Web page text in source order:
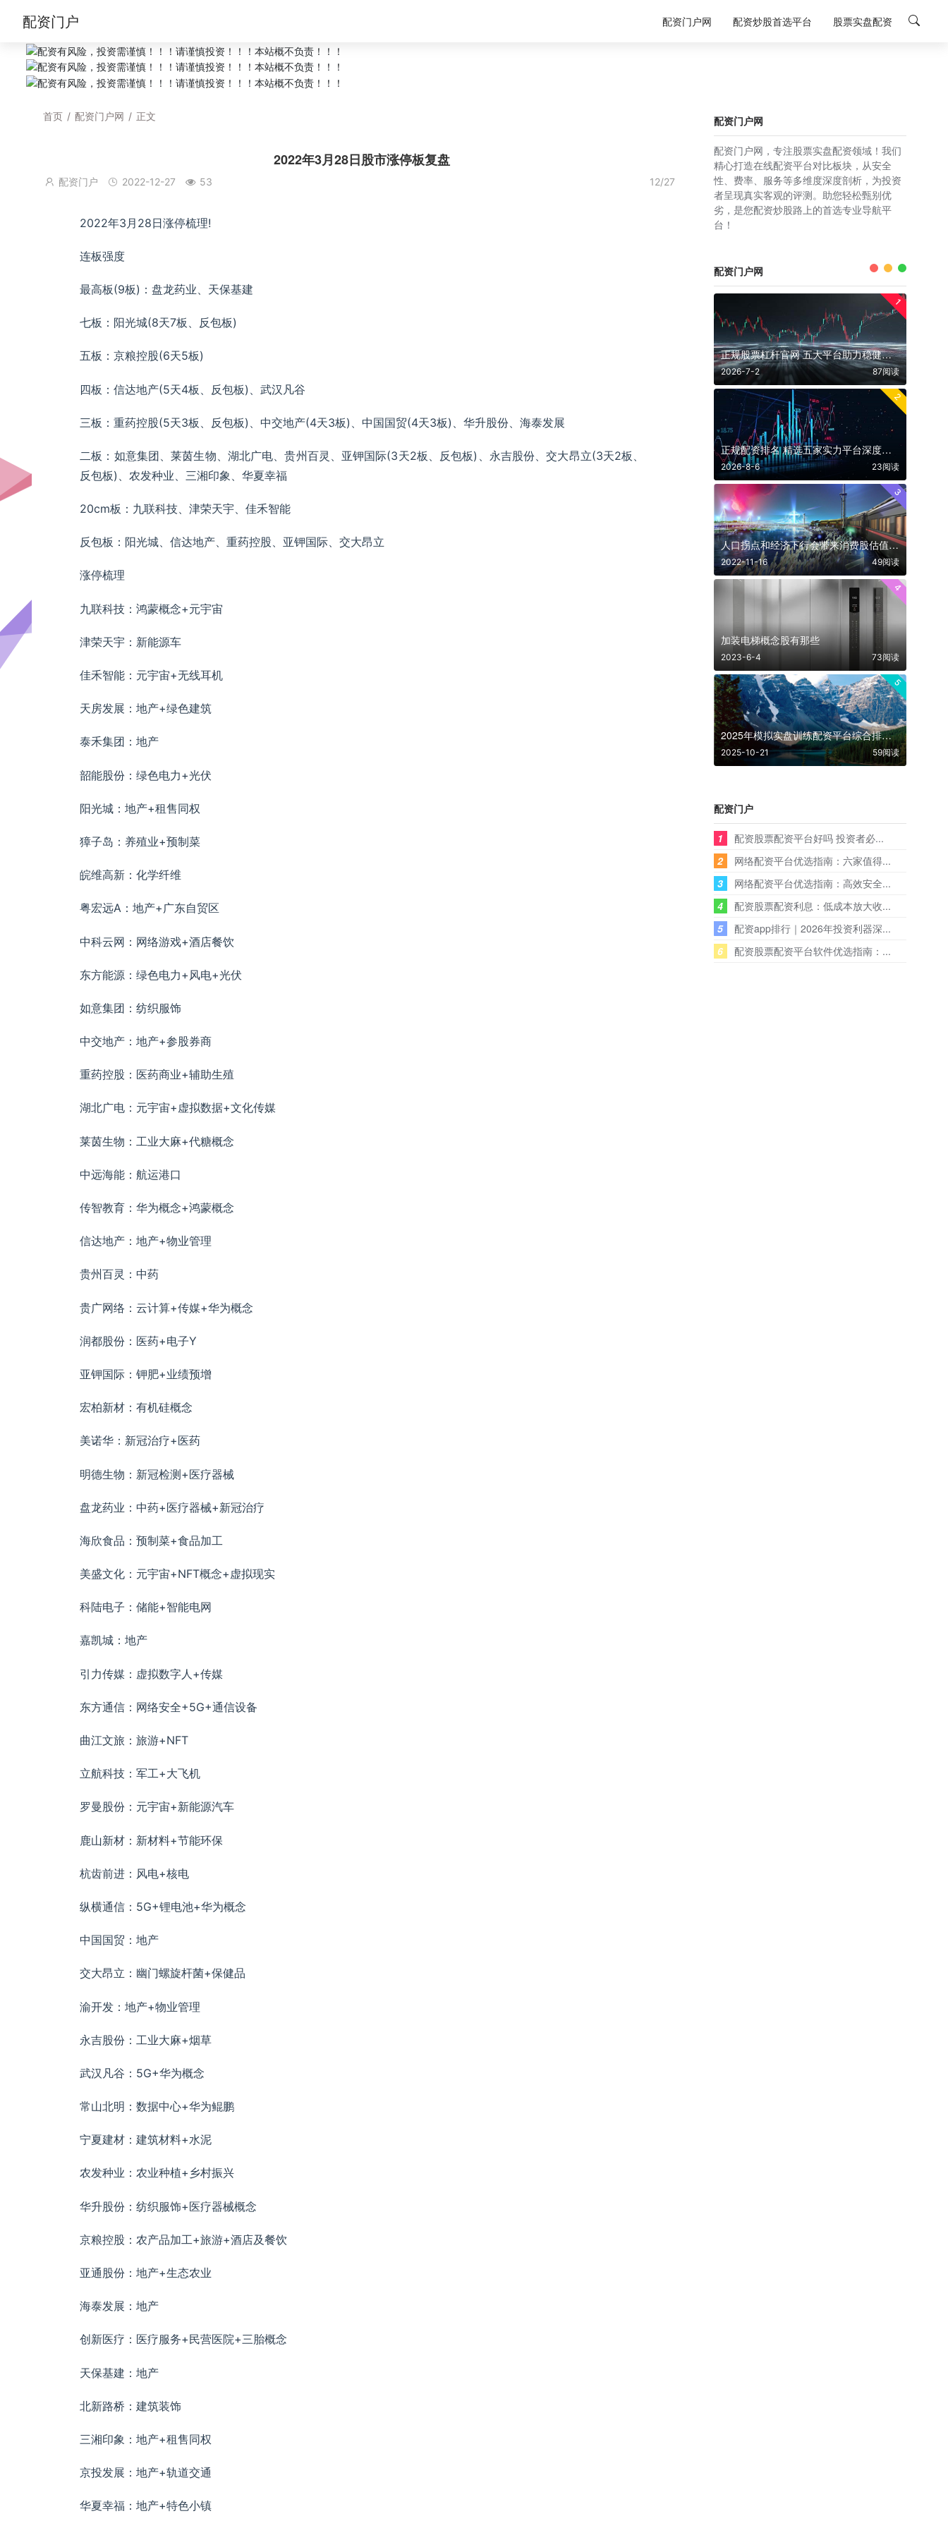
配资门户 配资门户网 配资炒股首选平台 股票实盘配资
首页 / 配资门户网 / 正文
2022年3月28日股市涨停板复盘
配资门户 2022-12-27 53 12/27
2022年3月28日涨停梳理!
连板强度
最高板(9板)：盘龙药业、天保基建
七板：阳光城(8天7板、反包板)
五板：京粮控股(6天5板)
四板：信达地产(5天4板、反包板)、武汉凡谷
三板：重药控股(5天3板、反包板)、中交地产(4天3板)、中国国贸(4天3板)、华升股份、海泰发展
二板：如意集团、莱茵生物、湖北广电、贵州百灵、亚钾国际(3天2板、反包板)、永吉股份、交大昂立(3天2板、
反包板)、农发种业、三湘印象、华夏幸福
20cm板：九联科技、津荣天宇、佳禾智能
反包板：阳光城、信达地产、重药控股、亚钾国际、交大昂立
涨停梳理
九联科技：鸿蒙概念+元宇宙
津荣天宇：新能源车
佳禾智能：元宇宙+无线耳机
天房发展：地产+绿色建筑
泰禾集团：地产
韶能股份：绿色电力+光伏
阳光城：地产+租售同权
獐子岛：养殖业+预制菜
皖维高新：化学纤维
粤宏远A：地产+广东自贸区
中科云网：网络游戏+酒店餐饮
东方能源：绿色电力+风电+光伏
如意集团：纺织服饰
中交地产：地产+参股券商
重药控股：医药商业+辅助生殖
湖北广电：元宇宙+虚拟数据+文化传媒
莱茵生物：工业大麻+代糖概念
中远海能：航运港口
传智教育：华为概念+鸿蒙概念
信达地产：地产+物业管理
贵州百灵：中药
贵广网络：云计算+传媒+华为概念
润都股份：医药+电子Y
亚钾国际：钾肥+业绩预增
宏柏新材：有机硅概念
美诺华：新冠治疗+医药
明德生物：新冠检测+医疗器械
盘龙药业：中药+医疗器械+新冠治疗
海欣食品：预制菜+食品加工
美盛文化：元宇宙+NFT概念+虚拟现实
科陆电子：储能+智能电网
嘉凯城：地产
引力传媒：虚拟数字人+传媒
东方通信：网络安全+5G+通信设备
曲江文旅：旅游+NFT
立航科技：军工+大飞机
罗曼股份：元宇宙+新能源汽车
鹿山新材：新材料+节能环保
杭齿前进：风电+核电
纵横通信：5G+锂电池+华为概念
中国国贸：地产
交大昂立：幽门螺旋杆菌+保健品
渝开发：地产+物业管理
永吉股份：工业大麻+烟草
武汉凡谷：5G+华为概念
常山北明：数据中心+华为鲲鹏
宁夏建材：建筑材料+水泥
农发种业：农业种植+乡村振兴
华升股份：纺织服饰+医疗器械概念
京粮控股：农产品加工+旅游+酒店及餐饮
亚通股份：地产+生态农业
海泰发展：地产
创新医疗：医疗服务+民营医院+三胎概念
天保基建：地产
北新路桥：建筑装饰
三湘印象：地产+租售同权
京投发展：地产+轨道交通
华夏幸福：地产+特色小镇
配资门户网
配资门户网，专注股票实盘配资领域！我们
精心打造在线配资平台对比板块，从安全
性、费率、服务等多维度深度剖析，为投资
者呈现真实客观的评测。助您轻松甄别优
劣，是您配资炒股路上的首选专业导航平
台！
配资门户网
1
正规股票杠杆官网 五大平台助力稳健投资
2026-7-2 87阅读
2
正规配资排名 精选五家实力平台深度测评
2026-8-6 23阅读
3
人口拐点和经济下行会带来消费股估值下降吗
2022-11-16 49阅读
4
加装电梯概念股有那些
2023-6-4 73阅读
5
2025年模拟实盘训练配资平台综合排名及深度分析
2025-10-21 59阅读
配资门户
1
配资股票配资平台好吗 投资者必...
2
网络配资平台优选指南：六家值得...
3
网络配资平台优选指南：高效安全...
4
配资股票配资利息：低成本放大收...
5
配资app排行｜2026年投资利器深...
6
配资股票配资平台软件优选指南：...